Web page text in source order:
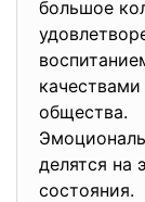
большое
общества.
делятся на
состояния.